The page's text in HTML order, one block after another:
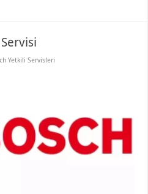
Yetkili Servisleri